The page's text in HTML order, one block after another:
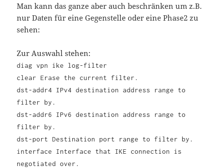
Man kann das ganze aber auch beschränken um z.B.
nur Daten für eine Gegenstelle oder eine Phase2 zu
sehen:
Zur Auswahl stehen:
diag vpn ike log-filter
clear Erase the current filter.
dst-addr4 IPv4 destination address range to
filter by.
dst-addr6 IPv6 destination address range to
filter by.
dst-port Destination port range to filter by.
interface Interface that IKE connection is
negotiated over.